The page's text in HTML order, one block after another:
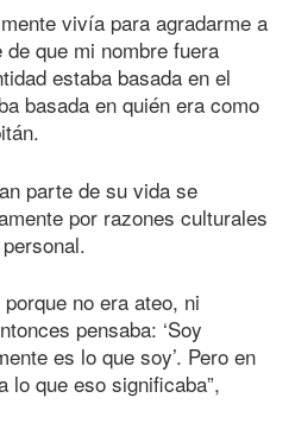
vivía para agradarme a
que mi nombre fuera
estaba basada en el
basada en quién era como
parte de su vida se
por razones culturales
no era ateo, ni
pensaba: ‘Soy
es lo que soy’. Pero en
lo que eso significaba”,